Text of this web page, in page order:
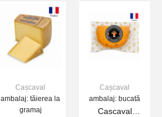
Cașcaval
ambalaj: tăierea la
gramaj
Cașcaval
ambalaj: bucată
Cascaval